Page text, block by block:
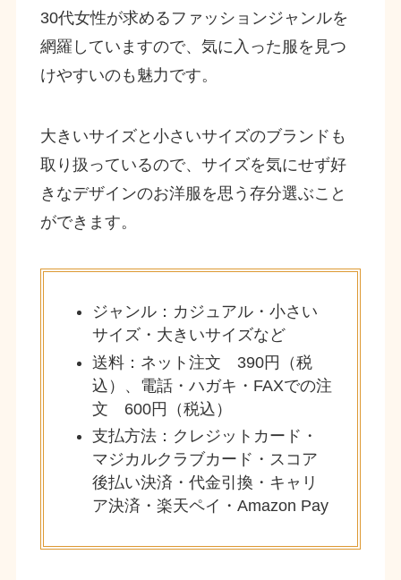
30代女性が求めるファッションジャンルを
網羅していますので、気に入った服を見つ
けやすいのも魅力です。
大きいサイズと小さいサイズのブランドも
取り扱っているので、サイズを気にせず好
きなデザインのお洋服を思う存分選ぶこと
ができます。
ジャンル：カジュアル・小さい
サイズ・大きいサイズなど
送料：ネット注文 390円（税
込）、電話・ハガキ・FAXでの注
文 600円（税込）
支払方法：クレジットカード・
マジカルクラブカード・スコア
後払い決済・代金引換・キャリ
ア決済・楽天ペイ・Amazon Pay